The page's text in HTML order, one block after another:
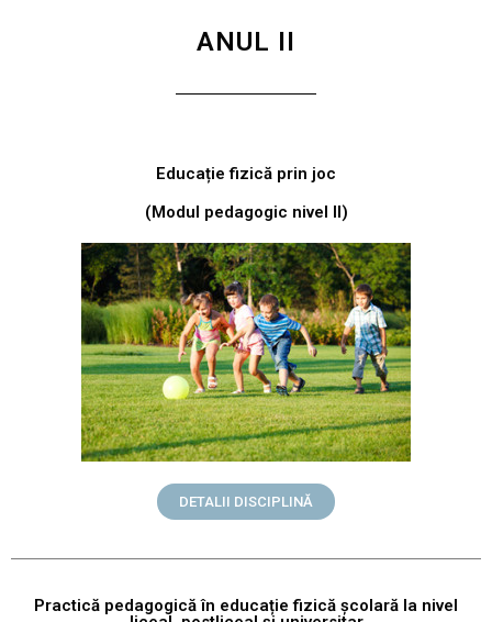
ANUL II
Educație fizică prin joc
(Modul pedagogic nivel II)
DETALII DISCIPLINĂ
Practică pedagogică în educație fizică școlară la nivel